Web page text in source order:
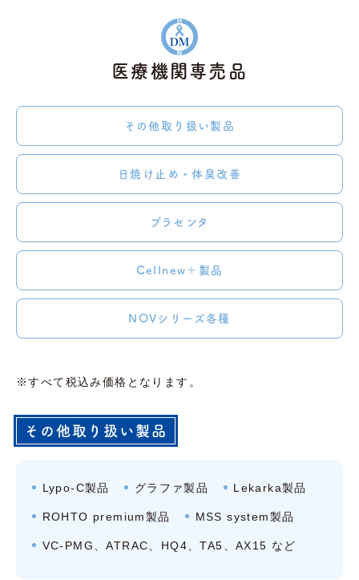
医療機関専売品
その他取り扱い製品
日焼け止め・体臭改善
プラセンタ
Cellnew＋製品
NOVシリーズ各種
※すべて税込み価格となります。
その他取り扱い製品
Lypo-C製品 グラファ製品 Lekarka製品
ROHTO premium製品 MSS system製品
VC-PMG、ATRAC、HQ4、TA5、AX15 など